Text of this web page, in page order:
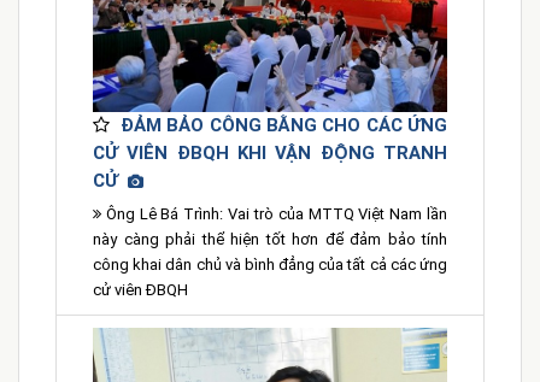
ĐẢM BẢO CÔNG BẰNG CHO CÁC ỨNG
CỬ VIÊN ĐBQH KHI VẬN ĐỘNG TRANH
CỬ
Ông Lê Bá Trình: Vai trò của MTTQ Việt Nam lần
này càng phải thể hiện tốt hơn để đảm bảo tính
công khai dân chủ và bình đẳng của tất cả các ứng
cử viên ĐBQH